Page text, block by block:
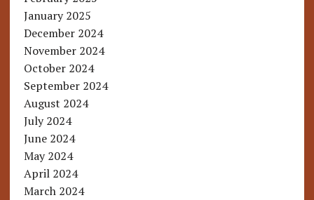
January 2025
December 2024
November 2024
October 2024
September 2024
August 2024
July 2024
June 2024
May 2024
April 2024
March 2024